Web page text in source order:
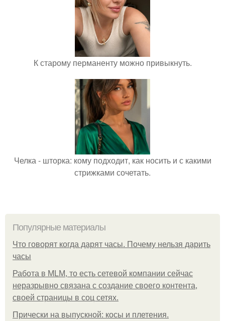
К старому перманенту можно привыкнуть.
Челка - шторка: кому подходит, как носить и с какими
стрижками сочетать.
Популярные материалы
Что говорят когда дарят часы. Почему нельзя дарить
часы
Работа в MLM, то есть сетевой компании сейчас
неразрывно связана с создание своего контента,
своей страницы в соц сетях.
Прически на выпускной: косы и плетения.